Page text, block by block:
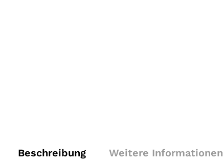
Beschreibung Weitere Informationen